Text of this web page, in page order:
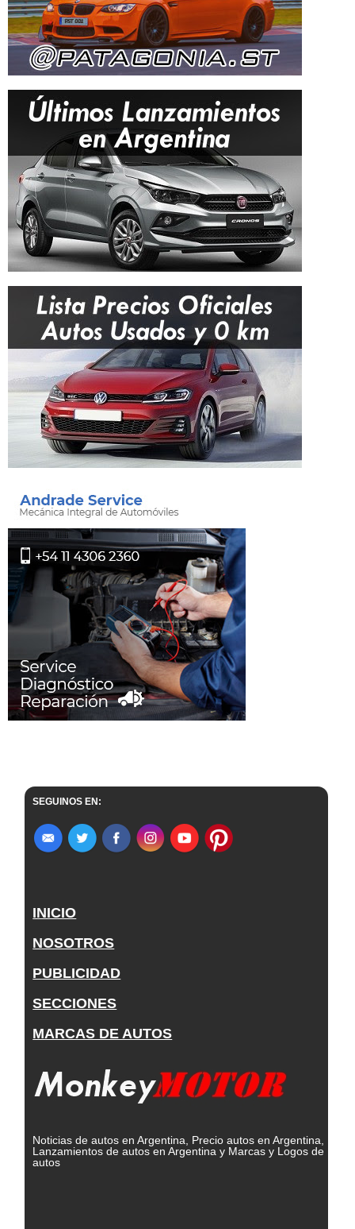
SEGUINOS EN:
INICIO
NOSOTROS
PUBLICIDAD
SECCIONES
MARCAS DE AUTOS
Noticias de autos en Argentina, Precio autos en Argentina,
Lanzamientos de autos en Argentina y Marcas y Logos de
autos